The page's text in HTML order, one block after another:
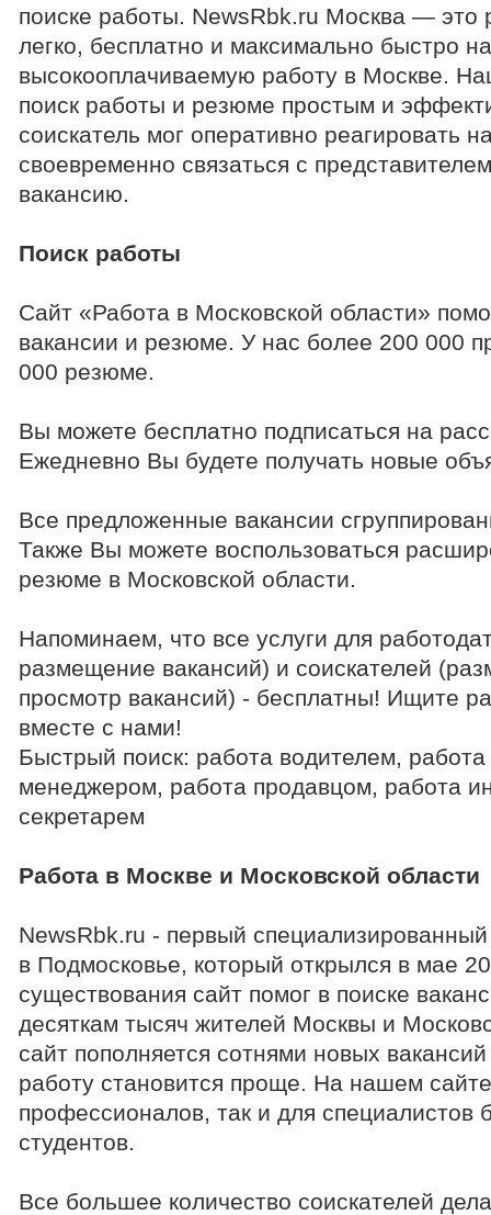
поиске работы. NewsRbk.ru Москва — это
легко, бесплатно и максимально быстро
высокооплачиваемую работу в Москве.
поиск работы и резюме простым и
соискатель мог оперативно реагировать
своевременно связаться с
вакансию.
Поиск работы
Сайт «Работа в Московской области»
вакансии и резюме. У нас более 200 000
000 резюме.
Вы можете бесплатно подписаться на
Ежедневно Вы будете получать новые
Все предложенные вакансии
Также Вы можете воспользоваться
резюме в Московской области.
Напоминаем, что все услуги для
размещение вакансий) и соискателей
просмотр вакансий) - бесплатны! Ищите
вместе с нами!
Быстрый поиск: работа водителем,
менеджером, работа продавцом, работа
секретарем
Работа в Москве и Московской области
NewsRbk.ru - первый
в Подмосковье, который открылся в мае
существования сайт помог в поиске
десяткам тысяч жителей Москвы и
сайт пополняется сотнями новых
работу становится проще. На нашем
профессионалов, так и для специалистов
студентов.
Все большее количество соискателей